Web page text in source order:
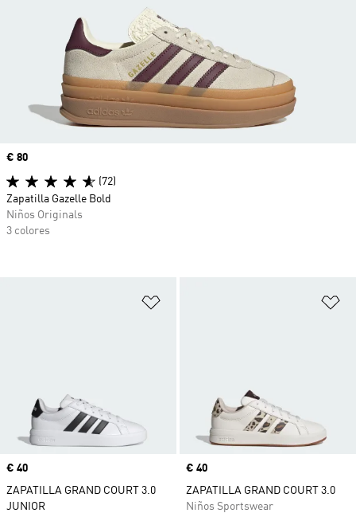
Precio
€ 40
ZAPATILLA GRAND COURT 3.0
JUNIOR
Precio
€ 40
ZAPATILLA GRAND COURT 3.0
Niños Sportswear
Precio
€ 80
(72)
Zapatilla Gazelle Bold
Niños Originals
3 colores